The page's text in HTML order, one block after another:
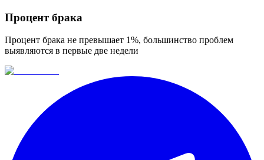
Процент брака
Процент брака не превышает 1%, большинство проблем
выявляются в первые две недели